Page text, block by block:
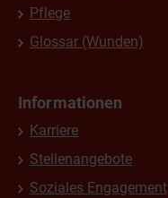
Pflege
Glossar (Wunden)
Informationen
Karriere
Stellenangebote
Soziales Engagement